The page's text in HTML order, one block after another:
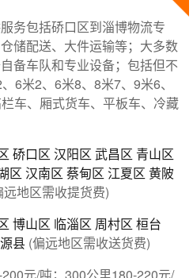
务包括硚口区到淄博物流专
储配送、大件运输等；大多数
备车队和专业设备；包括但不
6米2、6米8、8米7、9米6、
车、厢式货车、平板车、冷藏
硚口区 汉阳区 武昌区 青山区
区 汉南区 蔡甸区 江夏区 黄陂
远地区需收提货费)
博山区 临淄区 周村区 桓台
县 (偏远地区需收送货费)